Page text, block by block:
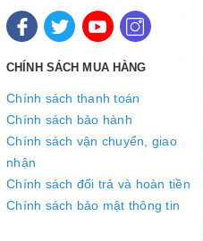
Đầu bàn ủi bằng nhựa chịu
CHÍNH SÁCH MUA HÀNG
Chính sách thanh toán
Chính sách bảo hành
Chính sách vận chuyển, giao
nhận
Chính sách đổi trả và hoàn tiền
Chính sách bảo mật thông tin